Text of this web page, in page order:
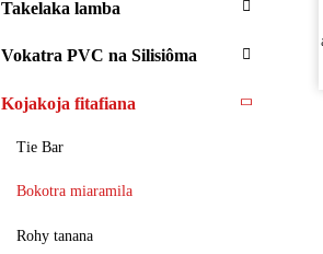
Takelaka lamba
Vokatra PVC na Silisiôma
Kojakoja fitafiana
Tie Bar
Bokotra miaramila
Rohy tanana